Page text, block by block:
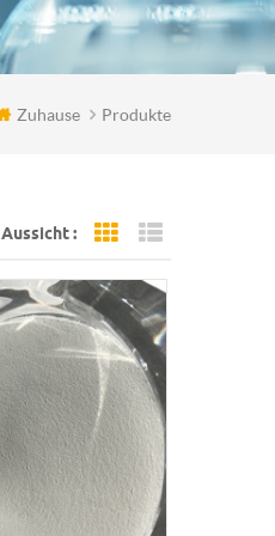
Zuhause Produkte
Aussicht : Grid View